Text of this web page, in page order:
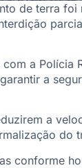
de terra
a Polícia
a
a
do
conforme